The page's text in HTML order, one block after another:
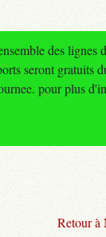
des lignes
seront gratuits
pour plus
Retour à